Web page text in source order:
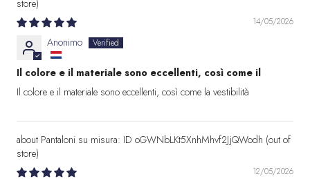
14/05/2026
Anonimo
Il colore e il materiale sono eccellenti, così come il
Il colore e il materiale sono eccellenti, così come la vestibilità
Pantaloni su misura: ID oGWNbLKt5XnhMhvf2JjQWodh
12/05/2026